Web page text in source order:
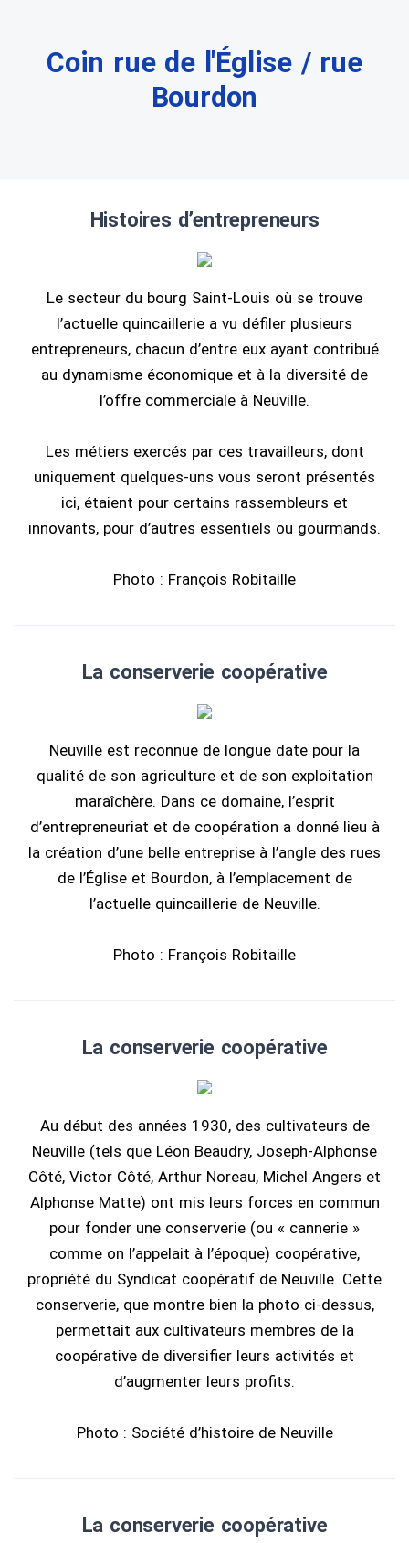
Coin rue de l'Église / rue
Bourdon
Histoires d’entrepreneurs
Le secteur du bourg Saint-Louis où se trouve
l’actuelle quincaillerie a vu défiler plusieurs
entrepreneurs, chacun d’entre eux ayant contribué
au dynamisme économique et à la diversité de
l’offre commerciale à Neuville.
Les métiers exercés par ces travailleurs, dont
uniquement quelques-uns vous seront présentés
ici, étaient pour certains rassembleurs et
innovants, pour d’autres essentiels ou gourmands.
Photo : François Robitaille
La conserverie coopérative
Neuville est reconnue de longue date pour la
qualité de son agriculture et de son exploitation
maraîchère. Dans ce domaine, l’esprit
d’entrepreneuriat et de coopération a donné lieu à
la création d’une belle entreprise à l’angle des rues
de l’Église et Bourdon, à l’emplacement de
l’actuelle quincaillerie de Neuville.
Photo : François Robitaille
La conserverie coopérative
Au début des années 1930, des cultivateurs de
Neuville (tels que Léon Beaudry, Joseph-Alphonse
Côté, Victor Côté, Arthur Noreau, Michel Angers et
Alphonse Matte) ont mis leurs forces en commun
pour fonder une conserverie (ou « cannerie »
comme on l’appelait à l’époque) coopérative,
propriété du Syndicat coopératif de Neuville. Cette
conserverie, que montre bien la photo ci-dessus,
permettait aux cultivateurs membres de la
coopérative de diversifier leurs activités et
d’augmenter leurs profits.
Photo : Société d’histoire de Neuville
La conserverie coopérative